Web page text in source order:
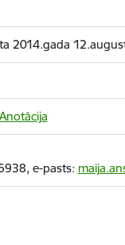
2014.gada
Anotācija
e-pasts: